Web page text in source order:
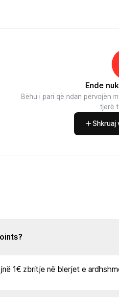
Ende
Bëhu i pari që ndan përvojën
tjerë
Shkruaj
1€ zbritje në blerjet e